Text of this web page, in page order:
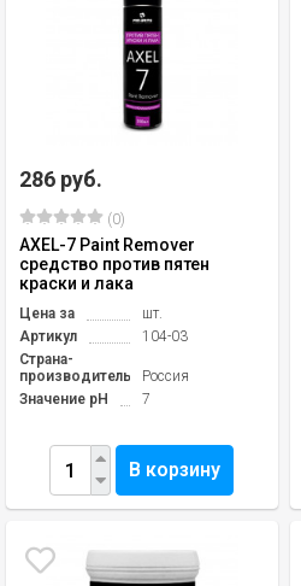
286 руб.
(0)
AXEL-7 Paint Remover
средство против пятен
краски и лака
Цена за
шт.
Артикул
104-03
Страна-
производитель
Россия
Значение pH
7
В корзину